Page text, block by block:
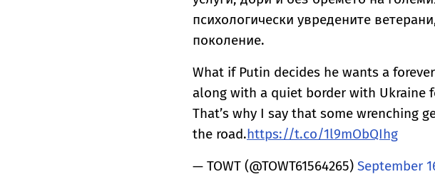
психологически увредените
поколение.
What if Putin decides he wants a
along with a quiet border with Ukraine
That’s why I say that some wrenching
the road.https://t.co/1l9mObQIhg
— TOWT (@TOWT61564265) September